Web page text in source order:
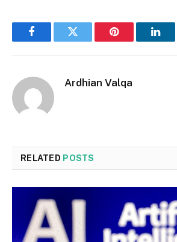
FacebookTwitter Pinterest
Ardhian Valqa
RELATED POSTS